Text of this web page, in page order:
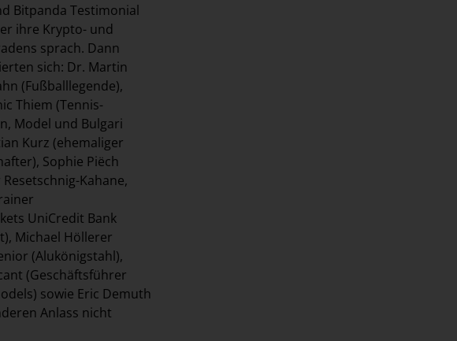
Bitpanda Testimonial
ihre Krypto- und
sprach. Dann
sich: Dr. Martin
(Fußballlegende),
Thiem (Tennis-
Model und Bulgari
Kurz (ehemaliger
Sophie Piëch
Kahane,
UniCredit Bank
Michael Höllerer
(Alukönigstahl),
(Geschäftsführer
sowie Eric Demuth
Anlass nicht